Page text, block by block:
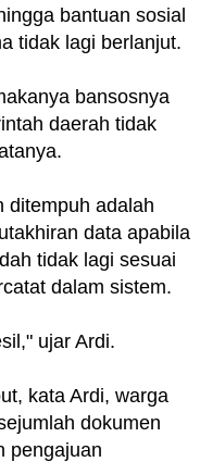
bantuan sosial
tidak lagi berlanjut.
bansosnya
daerah tidak
ditempuh adalah
data apabila
tidak lagi sesuai
dalam sistem.
ujar Ardi.
kata Ardi, warga
dokumen
pengajuan